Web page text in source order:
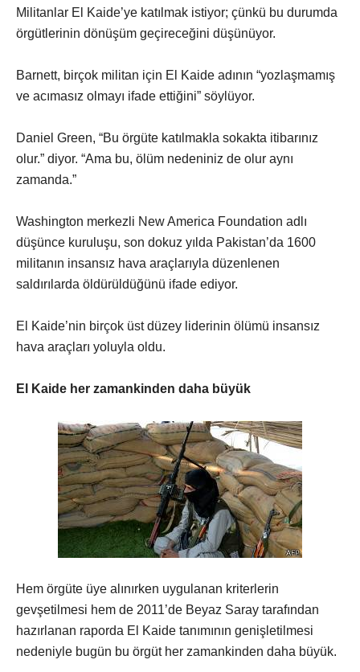
Militanlar El Kaide’ye katılmak istiyor; çünkü bu durumda
örgütlerinin dönüşüm geçireceğini düşünüyor.
Barnett, birçok militan için El Kaide adının “yozlaşmamış
ve acımasız olmayı ifade ettiğini” söylüyor.
Daniel Green, “Bu örgüte katılmakla sokakta itibarınız
olur.” diyor. “Ama bu, ölüm nedeniniz de olur aynı
zamanda.”
Washington merkezli New America Foundation adlı
düşünce kuruluşu, son dokuz yılda Pakistan’da 1600
militanın insansız hava araçlarıyla düzenlenen
saldırılarda öldürüldüğünü ifade ediyor.
El Kaide’nin birçok üst düzey liderinin ölümü insansız
hava araçları yoluyla oldu.
El Kaide her zamankinden daha büyük
Hem örgüte üye alınırken uygulanan kriterlerin
gevşetilmesi hem de 2011’de Beyaz Saray tarafından
hazırlanan raporda El Kaide tanımının genişletilmesi
nedeniyle bugün bu örgüt her zamankinden daha büyük.